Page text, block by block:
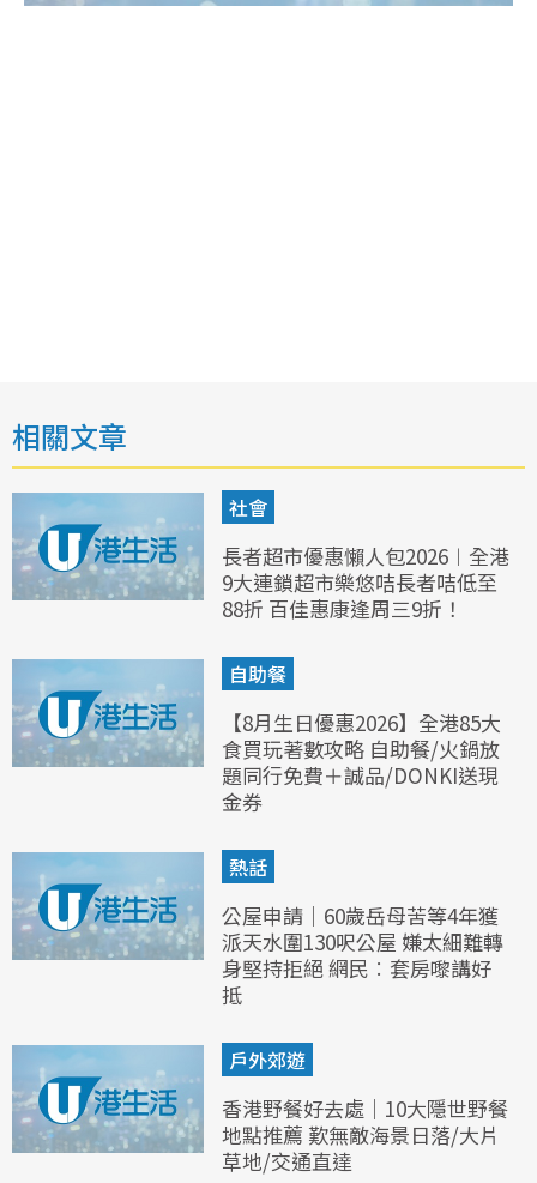
相關文章
社會
長者超市優惠懶人包2026︱全港
9大連鎖超市樂悠咭長者咭低至
88折 百佳惠康逢周三9折！
自助餐
【8月生日優惠2026】全港85大
食買玩著數攻略 自助餐/火鍋放
題同行免費＋誠品/DONKI送現
金券
熱話
公屋申請｜60歲岳母苦等4年獲
派天水圍130呎公屋 嫌太細難轉
身堅持拒絕 網民︰套房嚟講好
抵
戶外郊遊
香港野餐好去處｜10大隱世野餐
地點推薦 歎無敵海景日落/大片
草地/交通直達